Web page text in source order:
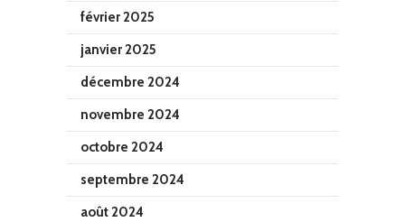
février 2025
janvier 2025
décembre 2024
novembre 2024
octobre 2024
septembre 2024
août 2024